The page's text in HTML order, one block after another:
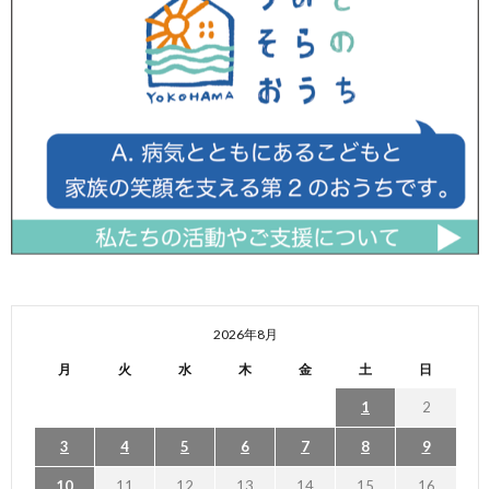
2026年8月
月 火 水 木 金 土 日
1 2
3 4 5 6 7 8 9
10 11 12 13 14 15 16